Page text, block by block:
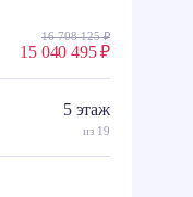
16 708 125 ₽
15 040 495 ₽
5 этаж
из 19